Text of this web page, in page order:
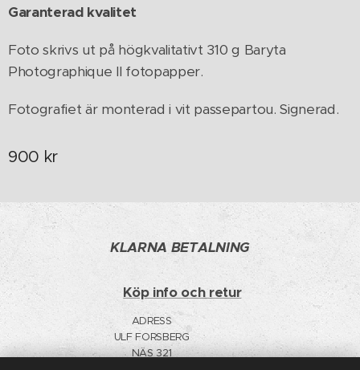
Garanterad kvalitet
Foto skrivs ut på högkvalitativt 310 g Baryta
Photographique II fotopapper.
Fotografiet är monterad i vit passepartou. Signerad.
900 kr
KLARNA BETALNING
Köp info och retur
ADRESS
ULF FORSBERG
NÄS 321